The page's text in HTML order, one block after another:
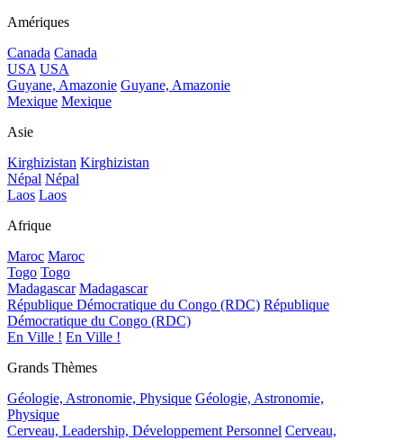
Amériques
Canada Canada
USA USA
Guyane, Amazonie Guyane, Amazonie
Mexique Mexique
Asie
Kirghizistan Kirghizistan
Népal Népal
Laos Laos
Afrique
Maroc Maroc
Togo Togo
Madagascar Madagascar
République Démocratique du Congo (RDC) République
Démocratique du Congo (RDC)
En Ville ! En Ville !
Grands Thèmes
Géologie, Astronomie, Physique Géologie, Astronomie,
Physique
Cerveau, Leadership, Développement Personnel Cerveau,